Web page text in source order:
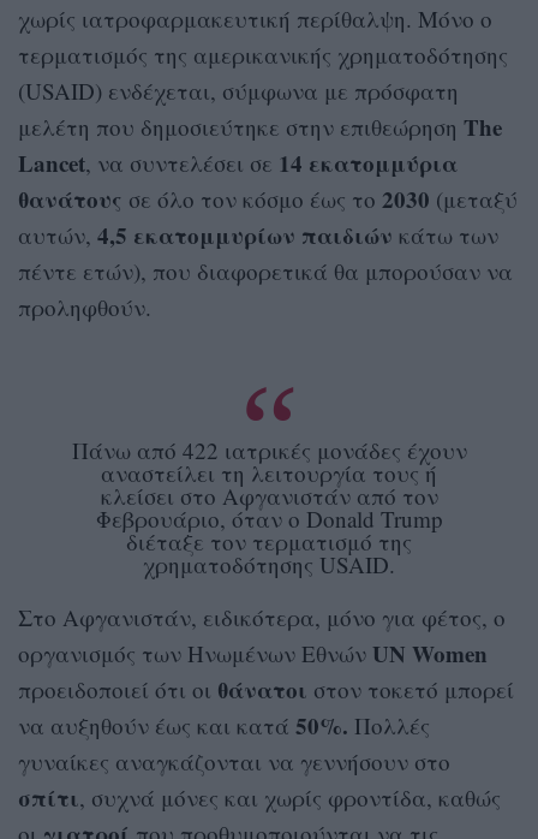
χωρίς ιατροφαρμακευτική περίθαλψη. Μόνο ο
τερματισμός της αμερικανικής χρηματοδότησης
(USAID) ενδέχεται, σύμφωνα με πρόσφατη
μελέτη που δημοσιεύτηκε στην επιθεώρηση The
Lancet, να συντελέσει σε 14 εκατομμύρια
θανάτους σε όλο τον κόσμο έως το 2030 (μεταξύ
αυτών, 4,5 εκατομμυρίων παιδιών κάτω των
πέντε ετών), που διαφορετικά θα μπορούσαν να
προληφθούν.
Πάνω από 422 ιατρικές μονάδες έχουν
αναστείλει τη λειτουργία τους ή
κλείσει στο Αφγανιστάν από τον
Φεβρουάριο, όταν ο Donald Trump
διέταξε τον τερματισμό της
χρηματοδότησης USAID.
Στο Αφγανιστάν, ειδικότερα, μόνο για φέτος, ο
οργανισμός των Ηνωμένων Εθνών UN Women
προειδοποιεί ότι οι θάνατοι στον τοκετό μπορεί
να αυξηθούν έως και κατά 50%. Πολλές
γυναίκες αναγκάζονται να γεννήσουν στο
σπίτι, συχνά μόνες και χωρίς φροντίδα, καθώς